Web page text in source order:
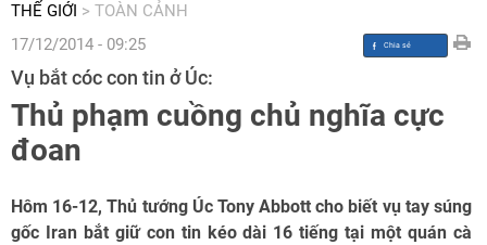
THẾ GIỚI > TOÀN CẢNH
17/12/2014 - 09:25
Vụ bắt cóc con tin ở Úc:
Thủ phạm cuồng chủ nghĩa cực
đoan
Hôm 16-12, Thủ tướng Úc Tony Abbott cho biết vụ tay súng
gốc Iran bắt giữ con tin kéo dài 16 tiếng tại một quán cà